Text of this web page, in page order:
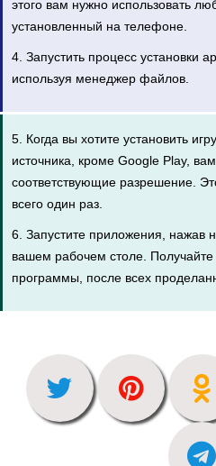
этого вам нужно использовать
установленный на телефоне.
4. Запустить процесс установки
используя менеджер файлов.
5. Когда вы хотите установить
источника, кроме Google Play,
соответствующие разрешение.
всего один раз.
6. Запустите приложения, нажав
вашем рабочем столе. Получайте
программы, после всех